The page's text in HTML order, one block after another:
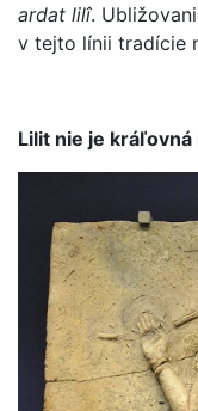
ardat lilî.
v tejto línii tradície
Lilit nie je kráľovná